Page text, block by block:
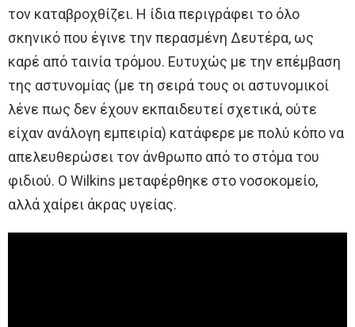
τον καταβροχθίζει. Η ίδια περιγράφει το όλο
σκηνικό που έγινε την περασμένη Δευτέρα, ως
καρέ από ταινία τρόμου. Ευτυχώς με την επέμβαση
της αστυνομίας (με τη σειρά τους οι αστυνομικοί
λένε πως δεν έχουν εκπαιδευτεί σχετικά, ούτε
είχαν ανάλογη εμπειρία) κατάφερε με πολύ κόπο να
απελευθερώσει τον άνθρωπο από το στόμα του
φιδιού. Ο Wilkins μεταφέρθηκε στο νοσοκομείο,
αλλά χαίρει άκρας υγείας.